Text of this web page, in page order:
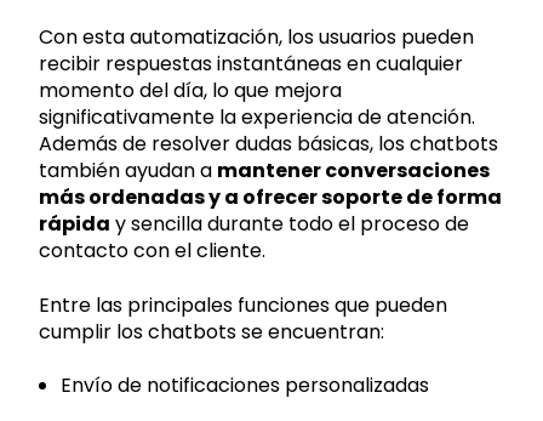
Con esta automatización, los usuarios pueden
recibir respuestas instantáneas en cualquier
momento del día, lo que mejora
significativamente la experiencia de atención.
Además de resolver dudas básicas, los chatbots
también ayudan a mantener conversaciones
más ordenadas y a ofrecer soporte de forma
rápida y sencilla durante todo el proceso de
contacto con el cliente.
Entre las principales funciones que pueden
cumplir los chatbots se encuentran:
Envío de notificaciones personalizadas